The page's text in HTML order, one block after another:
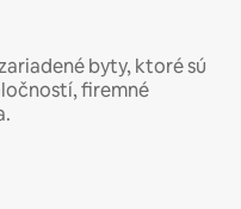
byty, ktoré sú
firemné